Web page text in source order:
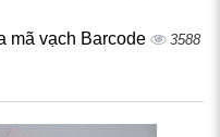
mã vạch Barcode 3588